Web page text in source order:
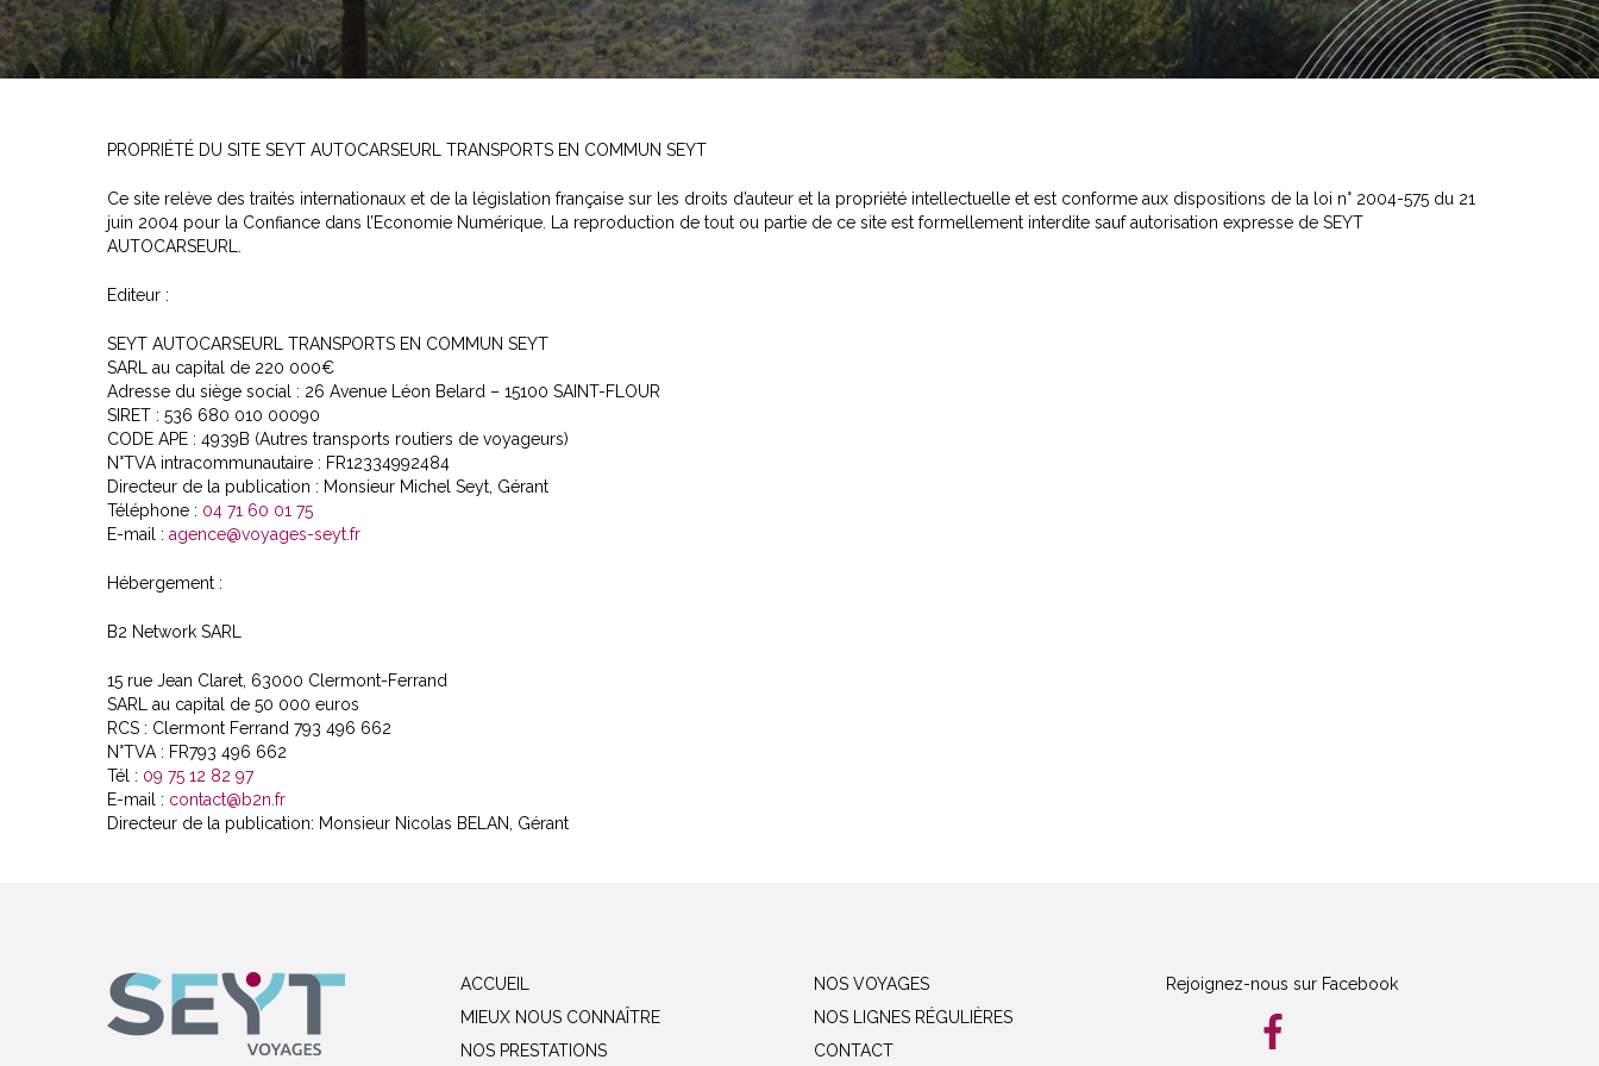
PROPRIÉTÉ DU SITE SEYT AUTOCARSEURL TRANSPORTS EN COMMUN SEYT
Ce site relève des traités internationaux et de la législation française sur les droits d’auteur et la propriété intellectuelle et est conforme aux dispositions de la loi n° 2004-575 du 21
juin 2004 pour la Confiance dans l’Economie Numérique. La reproduction de tout ou partie de ce site est formellement interdite sauf autorisation expresse de SEYT
AUTOCARSEURL.
Editeur :
SEYT AUTOCARSEURL TRANSPORTS EN COMMUN SEYT
SARL au capital de 220 000€
Adresse du siège social : 26 Avenue Léon Belard – 15100 SAINT-FLOUR
SIRET : 536 680 010 00090
CODE APE : 4939B (Autres transports routiers de voyageurs)
N°TVA intracommunautaire : FR12334992484
Directeur de la publication : Monsieur Michel Seyt, Gérant
Téléphone : 04 71 60 01 75
E-mail : agence@voyages-seyt.fr
Hébergement :
B2 Network SARL
15 rue Jean Claret, 63000 Clermont-Ferrand
SARL au capital de 50 000 euros
RCS : Clermont Ferrand 793 496 662
N°TVA : FR793 496 662
Tél : 09 75 12 82 97
E-mail : contact@b2n.fr
Directeur de la publication: Monsieur Nicolas BELAN, Gérant
ACCUEIL
MIEUX NOUS CONNAÎTRE
NOS PRESTATIONS
NOS VOYAGES
NOS LIGNES RÉGULIÈRES
CONTACT
Rejoignez-nous sur Facebook